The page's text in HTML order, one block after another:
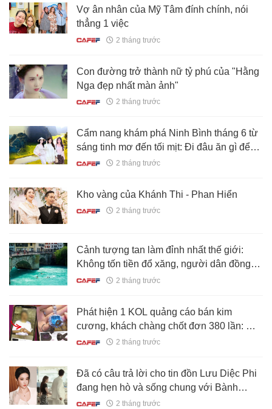
Vợ ân nhân của Mỹ Tâm đính chính, nói
thẳng 1 việc
2 tháng trước
Con đường trở thành nữ tỷ phú của "Hằng
Nga đẹp nhất màn ảnh"
2 tháng trước
Cẩm nang khám phá Ninh Bình tháng 6 từ
sáng tinh mơ đến tối mịt: Đi đâu ăn gì để
tránh nóng mùa hè?
2 tháng trước
Kho vàng của Khánh Thi - Phan Hiển
2 tháng trước
Cảnh tượng tan làm đỉnh nhất thế giới:
Không tốn tiền đổ xăng, người dân đồng
loạt ôm túi chống nước nhảy xuống sông
2 tháng trước
Phát hiện 1 KOL quảng cáo bán kim
cương, khách chàng chốt đơn 380 lần: Đi
kiểm định kết quả gây sốc
2 tháng trước
Đã có câu trả lời cho tin đồn Lưu Diệc Phi
đang hẹn hò và sống chung với Bành
Quán Anh2 tháng trước